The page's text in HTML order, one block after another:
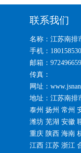
联系我们
名称：江苏南排
手机：
邮箱：
传真：
网址：
地址：江苏南排
泰州 扬州 常州
潍坊 芜湖 安徽
重庆 陕西 海南
江西 江苏 浙江